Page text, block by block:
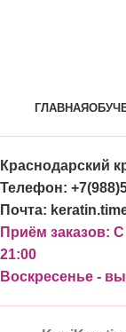
ГЛАВНАЯ
Краснодарский
Телефон:
Почта:
Приём заказов:
21:00
Воскресенье -